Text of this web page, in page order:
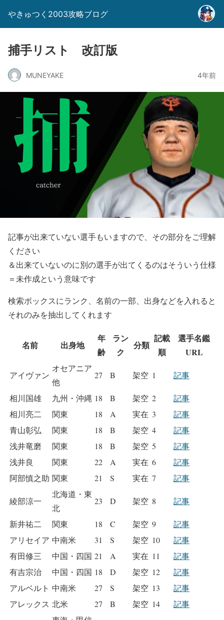
やきゅつく2003攻略ブログ
捕手リスト 改訂版
MUNEYAKE 4年前
記事が出来ていない選手もいますので、その部分をご理解
ください
＆出来ていないのに別の選手が出てくるのはそういう仕様
＝未作成という意味です
検索ボックスにランク、名前の一部、出身などを入れると
それのみを抽出してくれます
名前 出身地
年
齢
ラン
ク
分類
記載
順
選手名鑑
URL
アイヴァン
オセアニア
他
27 B 架空 1 記事
相川国雄 九州・沖縄 18 B 架空 2
記事
相川亮二
関東 18 A 実在 3
記事
青山彰弘
関東 18 B 架空 4
記事
浅井竜磨
関東 18 B 架空 5
記事
浅井良
関東 22 A 実在 6
記事
阿部慎之助 関東 21 S 実在 7 記事
綾部涼一
北海道・東
北
23 D 架空 8 記事
新井祐二 関東 18 C 架空 9
記事
アリセイア 中南米 31 S 架空 10
記事
有田修三
中国・四国 21 A 実在 11
記事
有吉宗治
中国・四国 18 D 架空 12
記事
アルベルト 中南米 27 S 架空 13
記事
アレックス 北米 27 B 架空 14 記事